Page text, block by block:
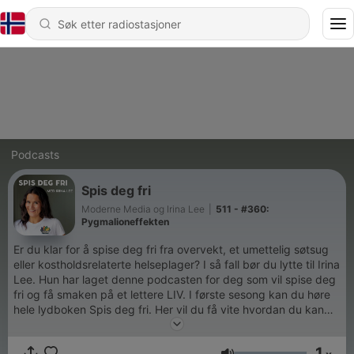
Podcasts
Spis deg fri
Moderne Media og Irina Lee
511 - #360:
Pygmalioneffekten
Er du klar for å spise deg fri fra overvekt, et umettelig søtsug
eller kostholdsrelaterte helseplager? I så fall bør du lytte til Irina
Lee. Hun har laget denne podcasten for deg som vil spise deg
fri og få smaken på et lettere LIV. I første sesong kan du høre
hele lydboken Spis deg fri. Her vil du få vite hvordan du kan
oppnå varig vektnedgang, mer energi og stabilt humør. Bokens